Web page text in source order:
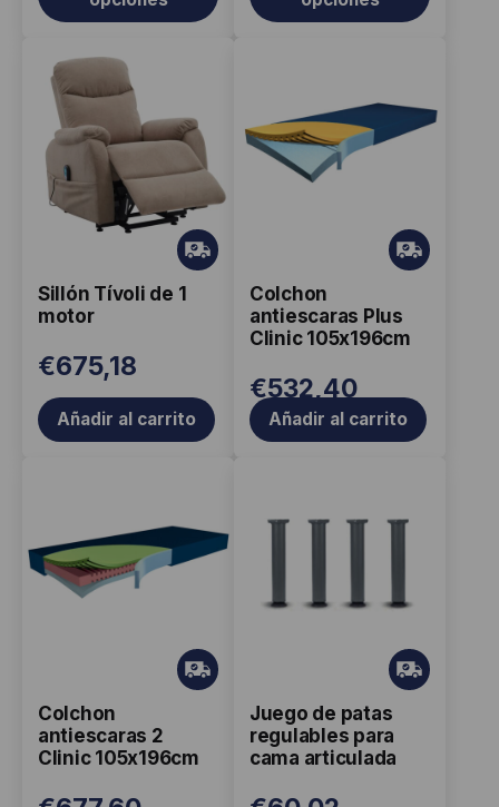
producto
producto
Sillón Tívoli de 1
motor
Gr
ati
€675,18
Añadir al carrito
Colchon
antiescaras Plus
Clinic 105x196cm
Gr
ati
€532,40
Añadir al carrito
Colchon
antiescaras 2
Clinic 105x196cm
Gr
ati
Juego de patas
regulables para
cama articulada
Gr
ati